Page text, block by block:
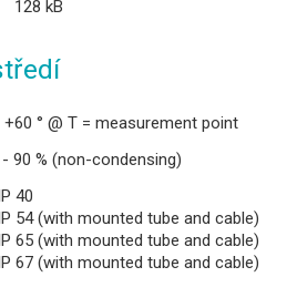
128 kB
+60 ° @ T = measurement point
- 90 % (non-condensing)
40
54 (with mounted tube and cable)
65 (with mounted tube and cable)
67 (with mounted tube and cable)